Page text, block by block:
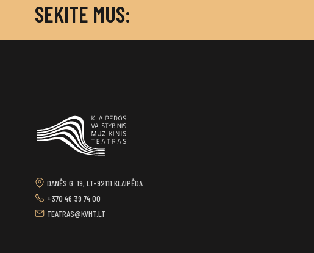
SEKITE MUS:
DANĖS G. 19, LT-92111 KLAIPĖDA
+370 46 39 74 00
TEATRAS@KVMT.LT